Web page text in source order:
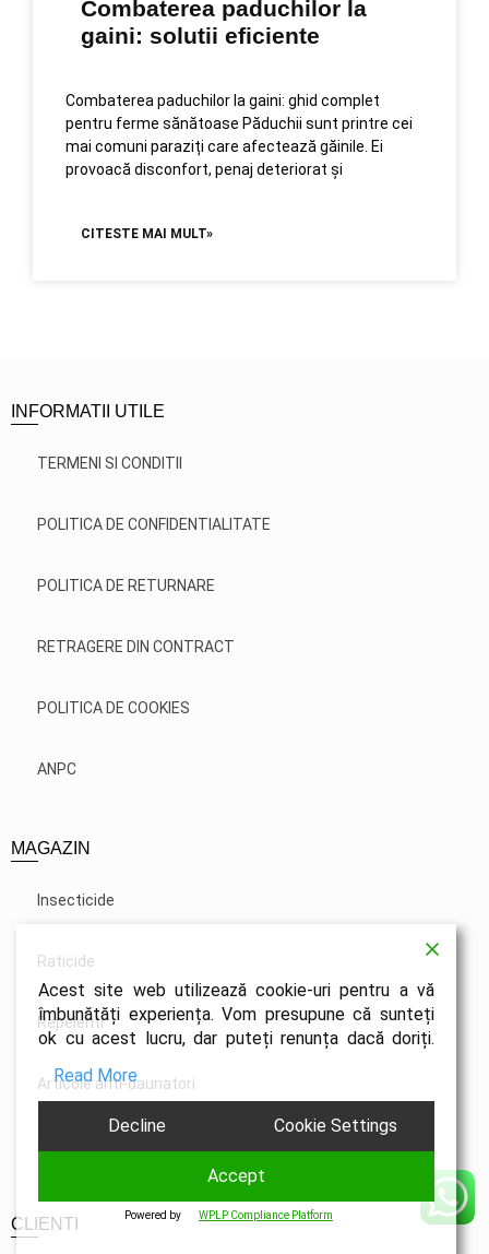
Combaterea paduchilor la
gaini: solutii eficiente
Combaterea paduchilor la gaini: ghid complet
pentru ferme sănătoase Păduchii sunt printre cei
mai comuni paraziți care afectează găinile. Ei
provoacă disconfort, penaj deteriorat și
CITESTE MAI MULT»
INFORMATII UTILE
TERMENI SI CONDITII
POLITICA DE CONFIDENTIALITATE
POLITICA DE RETURNARE
RETRAGERE DIN CONTRACT
POLITICA DE COOKIES
ANPC
MAGAZIN
Insecticide
Raticide
Repelenti
Articole anti-daunatori
CLIENTI
Acest site web utilizează cookie-uri pentru a vă
îmbunătăți experiența. Vom presupune că sunteți
ok cu acest lucru, dar puteți renunța dacă doriți.
Read More
Decline Cookie Settings
Accept
Powered by WPLP Compliance Platform